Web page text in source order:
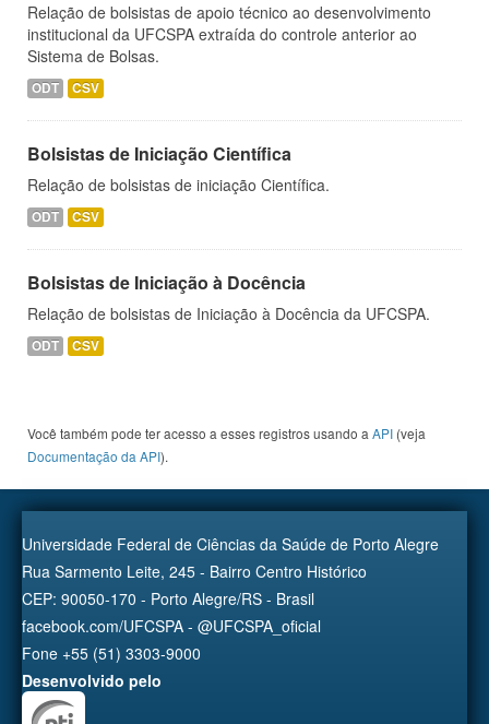
Relação de bolsistas de apoio técnico ao desenvolvimento
institucional da UFCSPA extraída do controle anterior ao
Sistema de Bolsas.
ODT CSV
Bolsistas de Iniciação Científica
Relação de bolsistas de iniciação Científica.
ODT CSV
Bolsistas de Iniciação à Docência
Relação de bolsistas de Iniciação à Docência da UFCSPA.
ODT CSV
Você também pode ter acesso a esses registros usando a API (veja
Documentação da API).
Universidade Federal de Ciências da Saúde de Porto Alegre
Rua Sarmento Leite, 245 - Bairro Centro Histórico
CEP: 90050-170 - Porto Alegre/RS - Brasil
facebook.com/UFCSPA - @UFCSPA_oficial
Fone +55 (51) 3303-9000
Desenvolvido pelo